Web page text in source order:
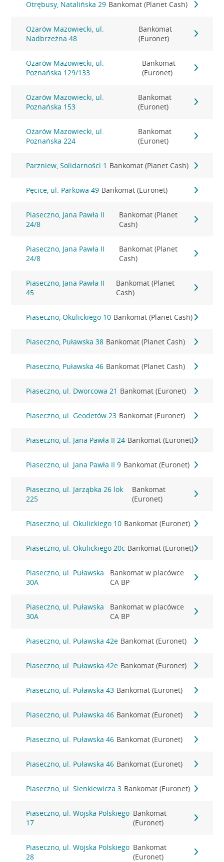
Otrębusy, Natalińska 29 Bankomat (Planet Cash)
Ożarów Mazowiecki, ul.
Nadbrzeżna 48
Bankomat
(Euronet)
Ożarów Mazowiecki, ul.
Poznańska 129/133
Bankomat
(Euronet)
Ożarów Mazowiecki, ul.
Poznańska 153
Bankomat
(Euronet)
Ożarów Mazowiecki, ul.
Poznańska 224
Bankomat
(Euronet)
Parzniew, Solidarności 1 Bankomat (Planet Cash)
Pęcice, ul. Parkowa 49 Bankomat (Euronet)
Piaseczno, Jana Pawła II
24/8
Bankomat (Planet
Cash)
Piaseczno, Jana Pawła II
24/8
Bankomat (Planet
Cash)
Piaseczno, Jana Pawła II
45
Bankomat (Planet
Cash)
Piaseczno, Okulickiego 10 Bankomat (Planet Cash)
Piaseczno, Puławska 38 Bankomat (Planet Cash)
Piaseczno, Puławska 46 Bankomat (Planet Cash)
Piaseczno, ul. Dworcowa 21 Bankomat (Euronet)
Piaseczno, ul. Geodetów 23 Bankomat (Euronet)
Piaseczno, ul. Jana Pawła II 24 Bankomat (Euronet)
Piaseczno, ul. Jana Pawła II 9 Bankomat (Euronet)
Piaseczno, ul. Jarząbka 26 lok
225
Bankomat
(Euronet)
Piaseczno, ul. Okulickiego 10 Bankomat (Euronet)
Piaseczno, ul. Okulickiego 20c Bankomat (Euronet)
Piaseczno, ul. Puławska
30A
Bankomat w placówce
CA BP
Piaseczno, ul. Puławska
30A
Bankomat w placówce
CA BP
Piaseczno, ul. Puławska 42e Bankomat (Euronet)
Piaseczno, ul. Puławska 42e Bankomat (Euronet)
Piaseczno, ul. Puławska 43 Bankomat (Euronet)
Piaseczno, ul. Puławska 46 Bankomat (Euronet)
Piaseczno, ul. Puławska 46 Bankomat (Euronet)
Piaseczno, ul. Puławska 46 Bankomat (Euronet)
Piaseczno, ul. Sienkiewicza 3 Bankomat (Euronet)
Piaseczno, ul. Wojska Polskiego
17
Bankomat
(Euronet)
Piaseczno, ul. Wojska Polskiego
28
Bankomat
(Euronet)